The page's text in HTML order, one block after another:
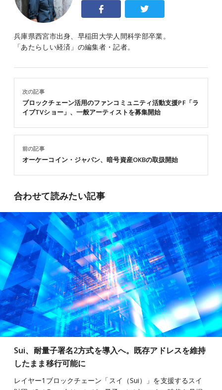
兵庫県西宮市出身、早稲田大学人間科学部卒業。
「あたらしい経済」の編集者・記者。
前の記事
オーケーコイン・ジャパン、暗号資産OKBの取扱開始
次の記事
ブロックチェーン活用のファンコミュニティ活動支援PF「ラ
イブTVショー」、一般アーティストを募集開始
合わせて読みたい記事
Sui、耐量子署名2方式を導入へ。既存アドレスを維持
したまま移行可能に
レイヤー1ブロックチェーン「スイ（Sui）」を支援するスイ